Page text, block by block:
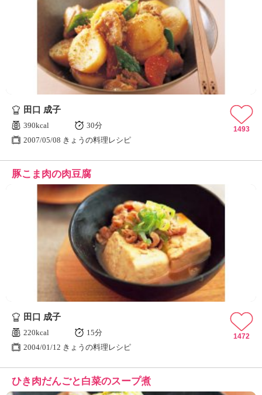
田口 成子
390kcal
30分
2007/05/08 きょうの料理レシピ
1493
豚こま肉の肉豆腐
田口 成子
220kcal
15分
2004/01/12 きょうの料理レシピ
1472
ひき肉だんごと白菜のスープ煮